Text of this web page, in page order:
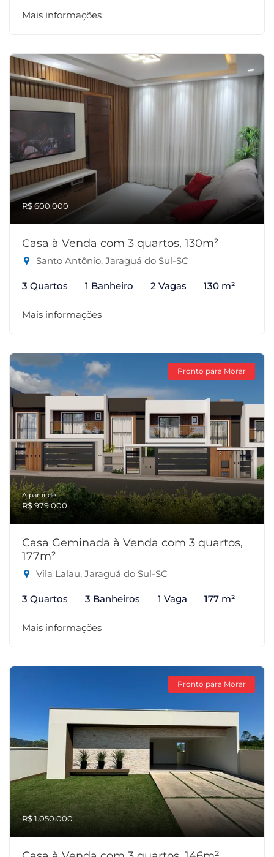
Mais informações
R$ 600.000
Casa à Venda com 3 quartos, 130m²
Santo Antônio, Jaraguá do Sul-SC
3 Quartos 1 Banheiro 2 Vagas 130 m²
Mais informações
Pronto para Morar
A partir de:
R$ 979.000
Casa Geminada à Venda com 3 quartos,
177m²
Vila Lalau, Jaraguá do Sul-SC
3 Quartos 3 Banheiros 1 Vaga 177 m²
Mais informações
Pronto para Morar
R$ 1.050.000